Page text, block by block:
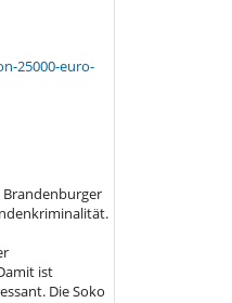
25000-euro-
ist
Die Soko